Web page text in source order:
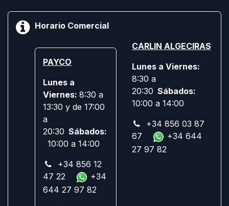
Horario Comercial
PAYCO
Lunes a
Viernes: 8:30 a
13:30 y de 17:00
a
20:30 Sábados:
10:00 a 14:00
+34 856 12
47 22
+34
644 27 97 82
CARLIN ALGECIRAS
Lunes a Viernes:
8:30 a
20:30 Sábados:
10:00 a 14:00
+34 856 03 87
67
+34 644
27 97 82